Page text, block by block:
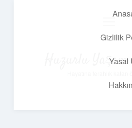
Gizlilik
Yasal
Huzurlu Yaşam